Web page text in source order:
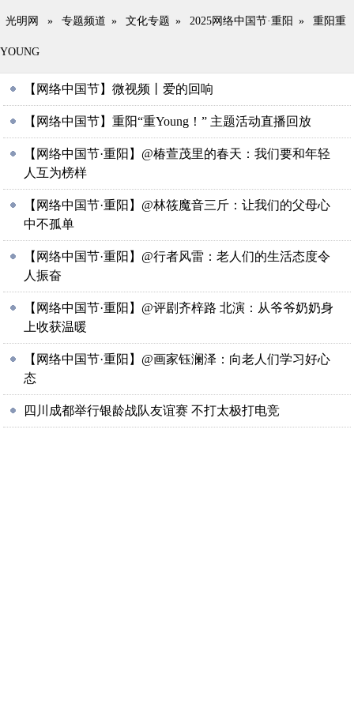
光明网 » 专题频道 » 文化专题 » 2025网络中国节·重阳 » 重阳重
YOUNG
【网络中国节】微视频丨爱的回响
【网络中国节】重阳“重Young！” 主题活动直播回放
【网络中国节·重阳】@椿萱茂里的春天：我们要和年轻
人互为榜样
【网络中国节·重阳】@林筱魔音三斤：让我们的父母心
中不孤单
【网络中国节·重阳】@行者风雷：老人们的生活态度令
人振奋
【网络中国节·重阳】@评剧齐梓路 北演：从爷爷奶奶身
上收获温暖
【网络中国节·重阳】@画家钰澜泽：向老人们学习好心
态
四川成都举行银龄战队友谊赛 不打太极打电竞